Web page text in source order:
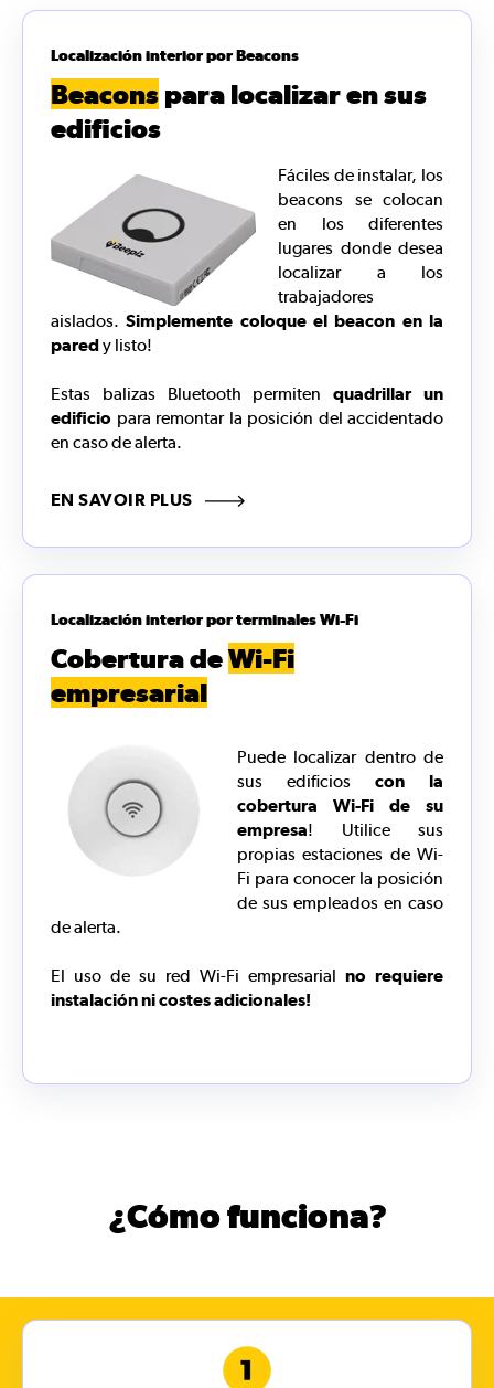
Localización interior por Beacons
Beacons para localizar en sus
edificios
Fáciles de instalar, los
beacons se colocan
en los diferentes
lugares donde desea
localizar a los
trabajadores
aislados.Simplemente coloque el beacon en la
paredy listo!
Estas balizas Bluetooth permiten quadrillar un
edificio para remontar la posición del accidentado
en caso de alerta.
EN SAVOIR PLUS
Localización interior por terminales Wi-Fi
Cobertura deWi-Fi
empresarial
Puede localizar dentro de
sus edificios con la
cobertura Wi-Fi de su
empresa! Utilice sus
propias estaciones de Wi-
Fi para conocer la posición
de sus empleados en caso
de alerta.
El uso de su red Wi-Fi empresarial no requiere
instalación ni costes adicionales!
¿Cómo funciona?